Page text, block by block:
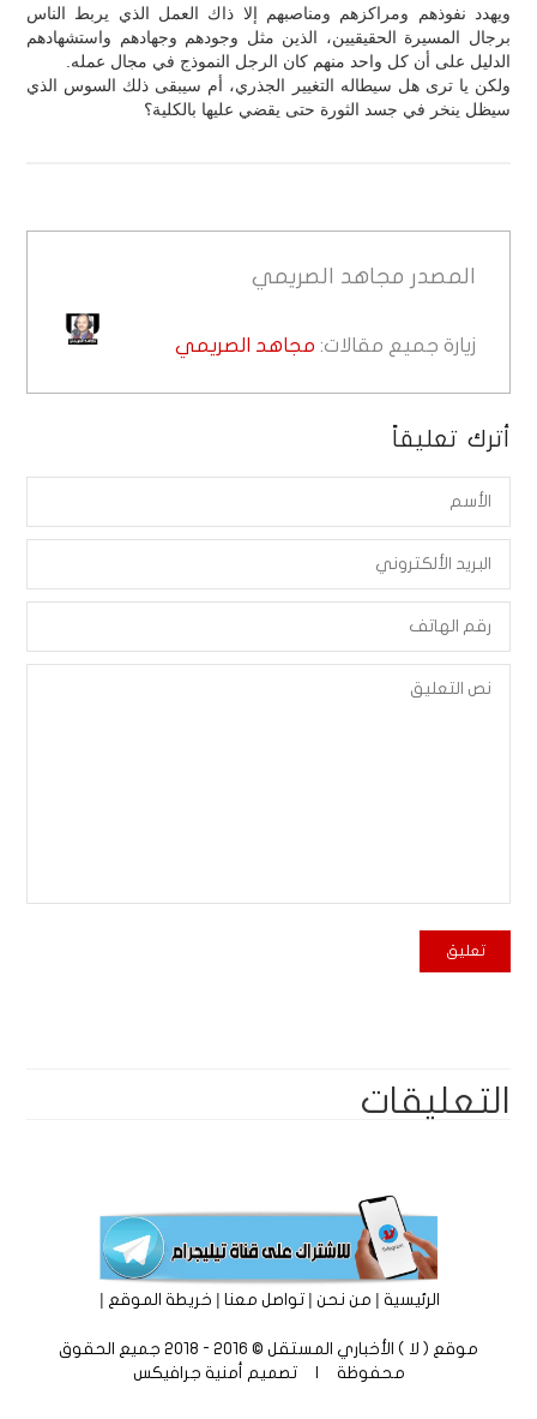
ويهدد نفوذهم ومراكزهم ومناصبهم إلا ذاك العمل الذي يربط الناس
برجال المسيرة الحقيقيين، الذين مثل وجودهم وجهادهم واستشهادهم
الدليل على أن كل واحد منهم كان الرجل النموذج في مجال عمله.
ولكن يا ترى هل سيطاله التغيير الجذري، أم سيبقى ذلك السوس الذي
سيظل ينخر في جسد الثورة حتى يقضي عليها بالكلية؟
المصدر مجاهد الصريمي
زيارة جميع مقالات: مجاهد الصريمي
أترك تعليقاً
التعليقات
الرئيسية|من نحن|تواصل معنا|خريطة الموقع |
موقع ( لا ) الأخباري المستقل © 2016 - 2018 جميع الحقوق
محفوظة | تصميم أمنية جرافيكس